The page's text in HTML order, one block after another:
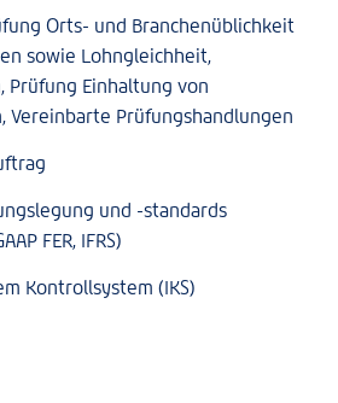
Orts- und Branchenüblichkeit
sowie Lohngleichheit,
Prüfung Einhaltung von
Vereinbarte Prüfungshandlungen
und -standards
FER, IFRS)
Kontrollsystem (IKS)